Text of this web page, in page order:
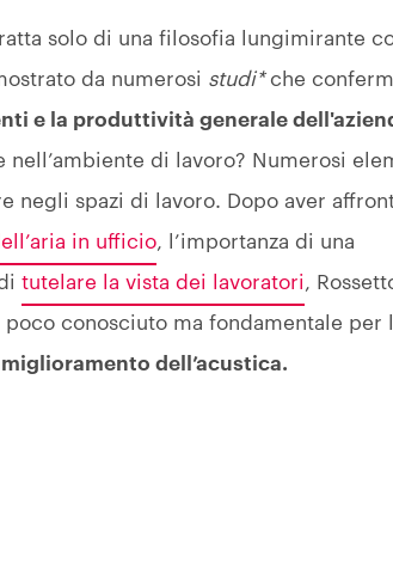
solo di una filosofia lungimirante
da numerosi studi*che
e la produttività generale
di lavoro? Numerosi
negli spazi di lavoro. Dopo aver
in ufficio, l’importanza di una
ditutelare la vista dei lavoratori ,
poco conosciuto ma fondamentale per
dell’acustica.